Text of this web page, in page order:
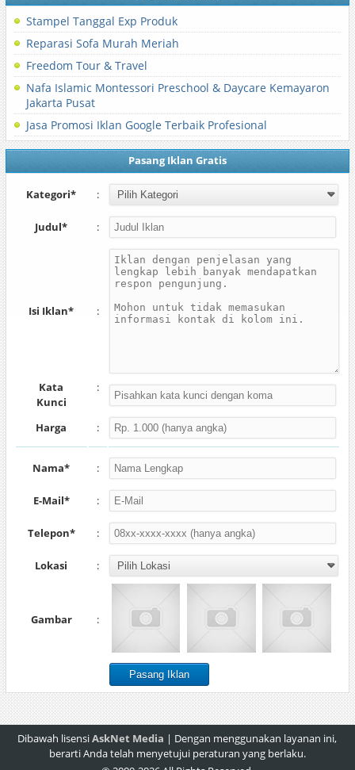
Stampel Tanggal Exp Produk
Reparasi Sofa Murah Meriah
Freedom Tour & Travel
Nafa Islamic Montessori Preschool & Daycare Kemayaron
Jakarta Pusat
Jasa Promosi Iklan Google Terbaik Profesional
Pasang Iklan Gratis
Kategori* :
Judul* :
Isi Iklan* :
Kata
Kunci
:
Harga :
Nama* :
E-Mail* :
Telepon* :
Lokasi :
Gambar :
Dibawah lisensiAskNet Media | Dengan menggunakan layanan ini,
berarti Anda telah menyetujui peraturan yang berlaku.